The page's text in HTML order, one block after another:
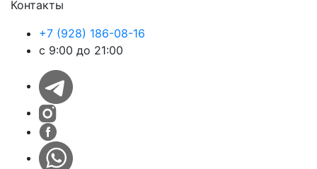
Контакты
+7 (928) 186-08-16
с 9:00 до 21:00